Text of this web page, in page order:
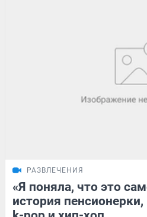
РАЗВЛЕЧЕНИЯ
«Я поняла, что это
история